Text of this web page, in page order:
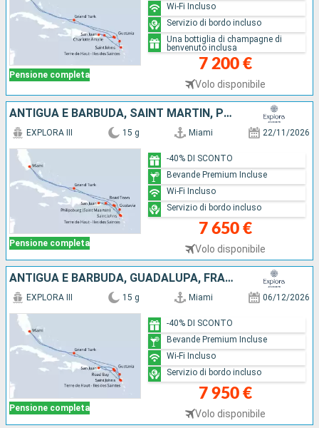
Pensione completa
7 200 €
Volo disponibile
Wi-Fi Incluso
Servizio di bordo incluso
Una bottiglia di champagne di
benvenuto inclusa
ANTIGUA E BARBUDA, SAINT MARTIN, PORTORICO, TORTOLA, GUADALUPA, FRANCIA, ISOLE TURKS E CAICOS, STATI UNITI
Pensione completa
EXPLORA III 15 g Miami 22/11/2026
7 650 €
Volo disponibile
-40% DI SCONTO
Bevande Premium Incluse
Wi-Fi Incluso
Servizio di bordo incluso
ANTIGUA E BARBUDA, GUADALUPA, FRANCIA, PORTORICO, ANGUILLA, ISOLE TURKS E CAICOS, STATI UNITI
Pensione completa
EXPLORA III 15 g Miami 06/12/2026
7 950 €
Volo disponibile
-40% DI SCONTO
Bevande Premium Incluse
Wi-Fi Incluso
Servizio di bordo incluso